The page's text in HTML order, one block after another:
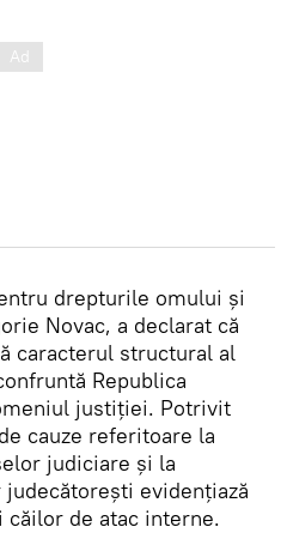
drepturile omului și
Novac, a declarat că
caracterul structural al
Republica
justiției. Potrivit
cauze referitoare la
judiciare și la
evidențiază
de atac interne.